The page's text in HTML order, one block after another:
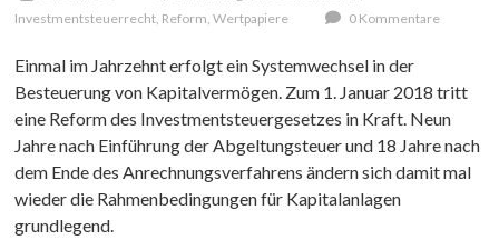
Investmentsteuerrecht Reform ,Wertpapiere 0 Kommentare
Einmal im Jahrzehnt erfolgt ein Systemwechsel in der
Besteuerung von Kapitalvermögen. Zum 1. Januar 2018 tritt
eine Reform des Investmentsteuergesetzes in Kraft. Neun
Jahre nach Einführung der Abgeltungsteuer und 18 Jahre nach
dem Ende des Anrechnungsverfahrens ändern sich damit mal
wieder die Rahmenbedingungen für Kapitalanlagen
grundlegend.